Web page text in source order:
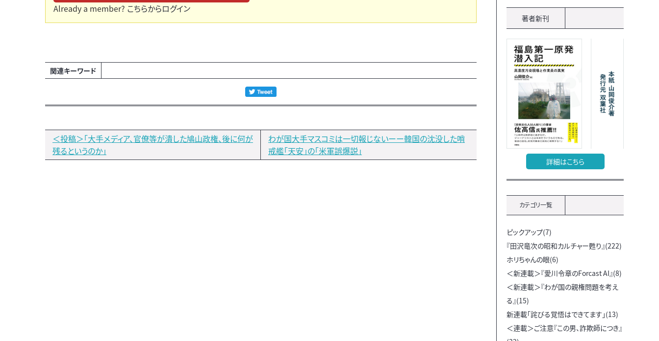
Already a member? こちらからログイン
関連キーワード
＜投稿＞「大手メディア、官僚等が潰した鳩山政権、後に何が
残るというのか」
わが国大手マスコミは一切報じないーー韓国の沈没した哨
戒艦「天安」の「米軍誤爆説」
著者新刊
詳細はこちら
カテゴリ一覧
ピックアップ(7)
『田沢竜次の昭和カルチャー甦り』(222)
ホリちゃんの眼(6)
＜新連載＞『愛川令章のForcast AI』(8)
＜新連載＞『わが国の親権問題を考え
る』(15)
新連載「詫びる覚悟はできてます」(13)
＜連載＞ご注意『この男、詐欺師につき』